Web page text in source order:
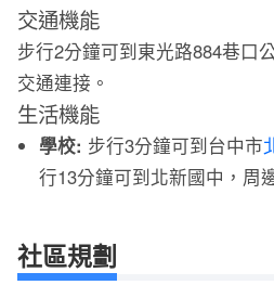
交通機能
步行2分鐘可到東光路884巷口
交通連接。
生活機能
學校: 步行3分鐘可到台中市
行13分鐘可到北新國中，周
社區規劃